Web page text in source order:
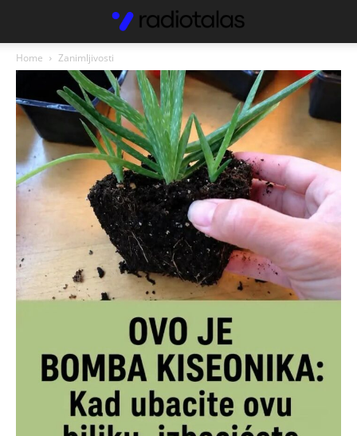
Home Zanimljivosti